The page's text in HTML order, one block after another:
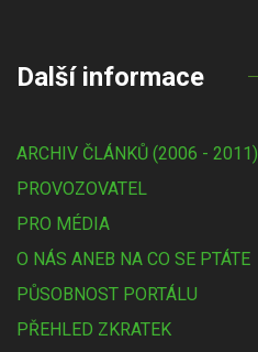
Další informace
ARCHIV ČLÁNKŮ (2006 - 2011)
PROVOZOVATEL
PRO MÉDIA
O NÁS ANEB NA CO SE PTÁTE
PŮSOBNOST PORTÁLU
PŘEHLED ZKRATEK